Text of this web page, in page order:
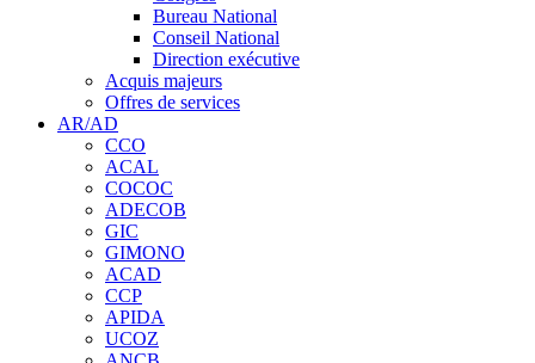
Bureau National
Conseil National
Direction exécutive
Acquis majeurs
Offres de services
AR/AD
CCO
ACAL
COCOC
ADECOB
GIC
GIMONO
ACAD
CCP
APIDA
UCOZ